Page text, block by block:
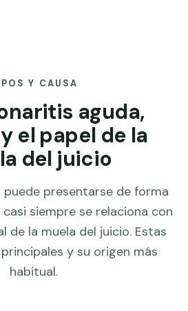
Y CAUSA
aguda,
el papel de la
del juicio
presentarse de forma
siempre se relaciona con
de la muela del juicio. Estas
y su origen más
habitual.